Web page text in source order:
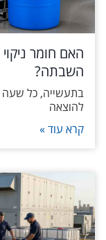
האם חומר
השבתה?
בתעשייה, כל שעה
להוצאה
קרא עוד »